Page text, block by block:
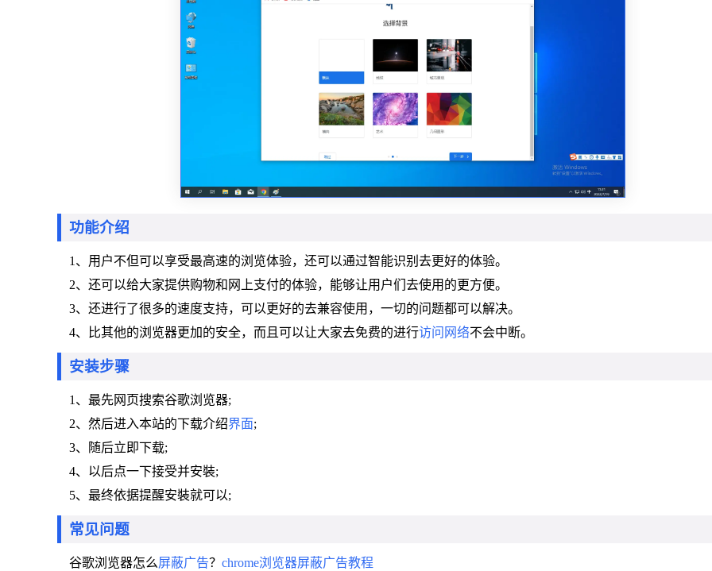
功能介绍
1、用户不但可以享受最高速的浏览体验，还可以通过智能识别去更好的体验。
2、还可以给大家提供购物和网上支付的体验，能够让用户们去使用的更方便。
3、还进行了很多的速度支持，可以更好的去兼容使用，一切的问题都可以解决。
4、比其他的浏览器更加的安全，而且可以让大家去免费的进行访问网络不会中断。
安装步骤
1、最先网页搜索谷歌浏览器;
2、然后进入本站的下载介绍界面;
3、随后立即下载;
4、以后点一下接受并安裝;
5、最终依据提醒安裝就可以;
常见问题
谷歌浏览器怎么屏蔽广告？ chrome浏览器屏蔽广告教程